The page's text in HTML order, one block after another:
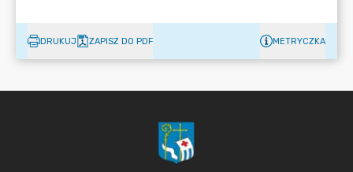
DRUKUJ ZAPISZ DO PDF METRYCZKA